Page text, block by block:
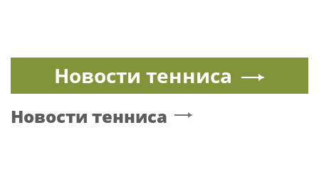
Новости тенниса
Новости тенниса